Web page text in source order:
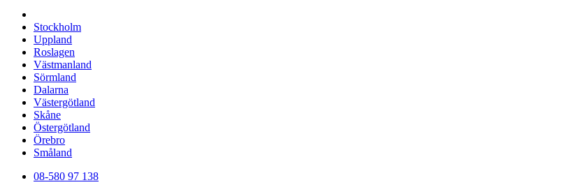
Stockholm
Uppland
Roslagen
Västmanland
Sörmland
Dalarna
Västergötland
Skåne
Östergötland
Örebro
Småland
08-580 97 138